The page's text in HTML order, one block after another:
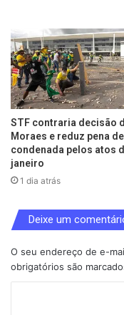
STF contraria decisão
Moraes e reduz pena de
condenada pelos atos
janeiro
1 dia atrás
Deixe um
O seu endereço de e-
obrigatórios são